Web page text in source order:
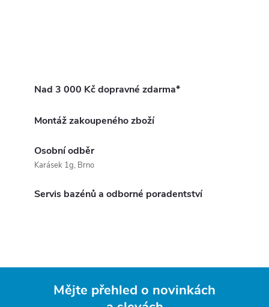
Nad 3 000 Kč dopravné zdarma*
Montáž zakoupeného zboží
Osobní odběr
Karásek 1g, Brno
Servis bazénů a odborné poradentství
Mějte přehled o novinkách